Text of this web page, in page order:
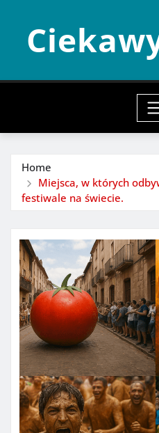
content
Home
Miejsca, w których
festiwale na świecie.